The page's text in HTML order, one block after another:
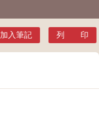
加入筆記 列 印